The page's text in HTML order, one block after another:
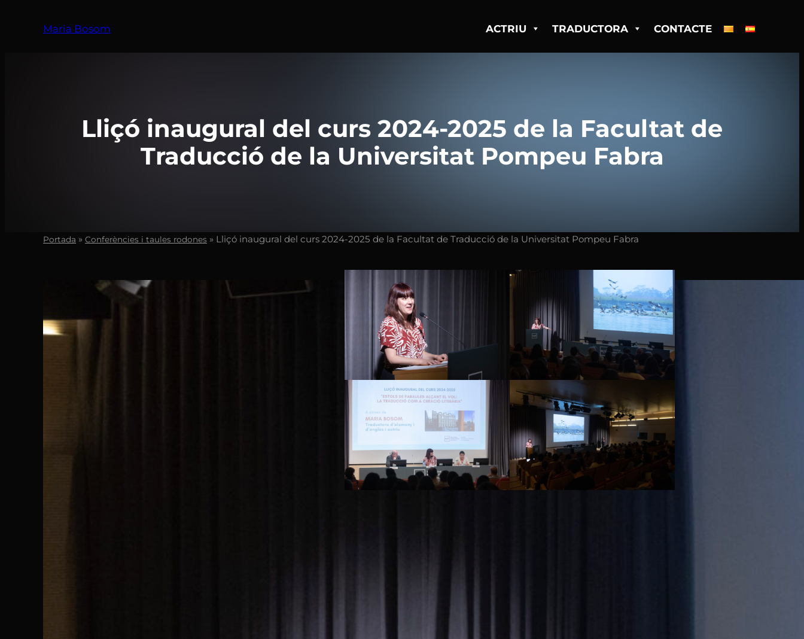
Maria Bosom ACTRIU TRADUCTORA CONTACTE
Lliçó inaugural del curs 2024-2025 de la Facultat de
Traducció de la Universitat Pompeu Fabra
Portada » Conferències i taules rodones » Lliçó inaugural del curs 2024-2025 de la Facultat de Traducció de la Universitat Pompeu Fabra